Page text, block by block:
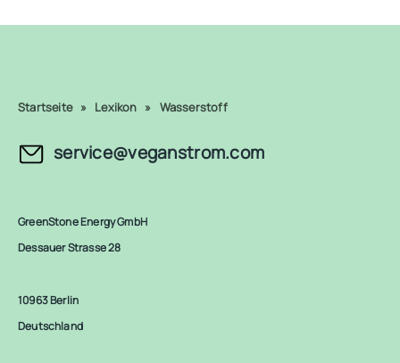
Startseite » Lexikon » Wasserstoff
service@veganstrom.com
GreenStone Energy GmbH
Dessauer Strasse 28
10963 Berlin
Deutschland